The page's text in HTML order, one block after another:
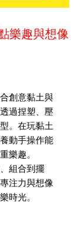
樂趣與想像
創意黏土與
過捏塑、壓
。在玩黏土
動手操作能
樂趣。
組合到擺
注力與想像
時光。